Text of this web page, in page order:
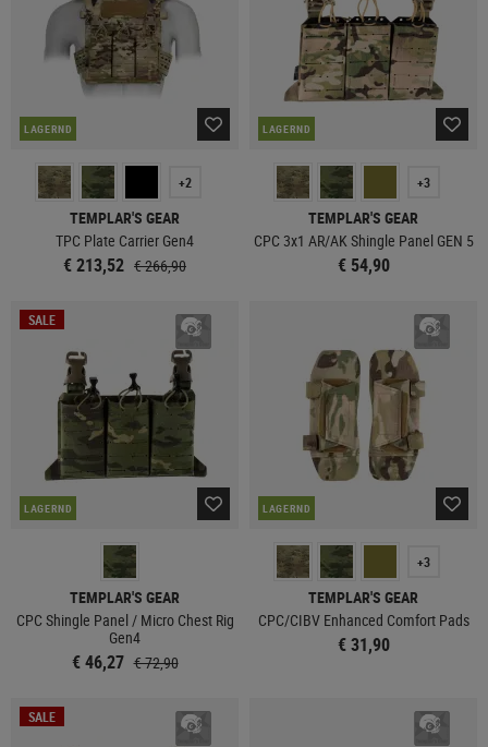
LAGERND
+2
TEMPLAR'S GEAR
TPC Plate Carrier Gen4
€ 213,52 € 266,90
LAGERND
+3
TEMPLAR'S GEAR
CPC 3x1 AR/AK Shingle Panel GEN 5
€ 54,90
SALE
LAGERND
TEMPLAR'S GEAR
CPC Shingle Panel / Micro Chest Rig
Gen4
€ 46,27 € 72,90
LAGERND
+3
TEMPLAR'S GEAR
CPC/CIBV Enhanced Comfort Pads
€ 31,90
SALE